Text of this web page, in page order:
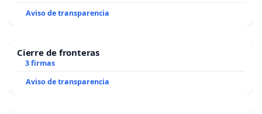
Aviso de transparencia
Cierre de fronteras
3 firmas
Aviso de transparencia